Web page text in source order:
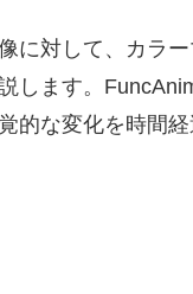
に対して、カラ
します。
的な変化を時間経